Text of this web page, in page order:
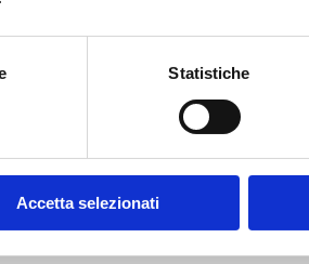
Statistiche
Accetta selezionati